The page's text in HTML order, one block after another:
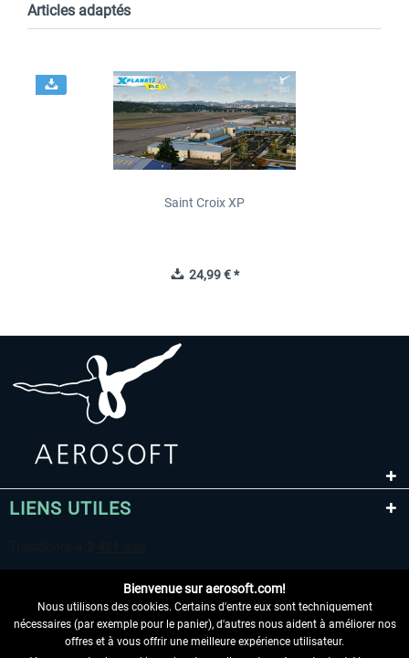
Articles adaptés
Saint Croix XP
24,99 € *
LIENS UTILES
Bienvenue sur aerosoft.com!
Nous utilisons des cookies. Certains d'entre eux sont techniquement
nécessaires (par exemple pour le panier), d'autres nous aident à améliorer nos
offres et à vous offrir une meilleure expérience utilisateur.